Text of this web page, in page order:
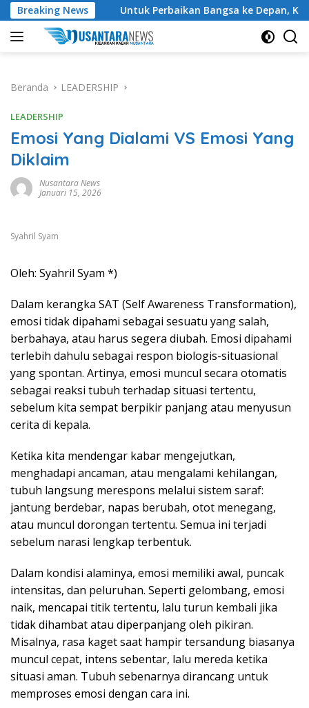
Langsung
ke
konten
Breaking NewsUntuk Perbaikan Bangsa ke Depan, Ketum DPP
Beranda LEADERSHIP
LEADERSHIP
Emosi Yang Dialami VS Emosi Yang
Diklaim
Nusantara News
Januari 15, 2026
Syahril Syam
Oleh: Syahril Syam *)
Dalam kerangka SAT (Self Awareness Transformation),
emosi tidak dipahami sebagai sesuatu yang salah,
berbahaya, atau harus segera diubah. Emosi dipahami
terlebih dahulu sebagai respon biologis-situasional
yang spontan. Artinya, emosi muncul secara otomatis
sebagai reaksi tubuh terhadap situasi tertentu,
sebelum kita sempat berpikir panjang atau menyusun
cerita di kepala.
Ketika kita mendengar kabar mengejutkan,
menghadapi ancaman, atau mengalami kehilangan,
tubuh langsung merespons melalui sistem saraf:
jantung berdebar, napas berubah, otot menegang,
atau muncul dorongan tertentu. Semua ini terjadi
sebelum narasi lengkap terbentuk.
Dalam kondisi alaminya, emosi memiliki awal, puncak
intensitas, dan peluruhan. Seperti gelombang, emosi
naik, mencapai titik tertentu, lalu turun kembali jika
tidak dihambat atau diperpanjang oleh pikiran.
Misalnya, rasa kaget saat hampir tersandung biasanya
muncul cepat, intens sebentar, lalu mereda ketika
situasi aman. Tubuh sebenarnya dirancang untuk
memproses emosi dengan cara ini.